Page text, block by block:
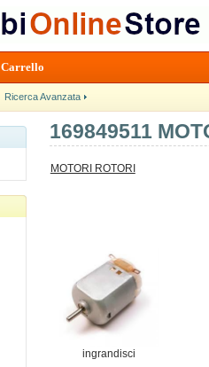
Carrello
Ricerca Avanzata
169849511
MOTORI ROTORI
ingrandisci